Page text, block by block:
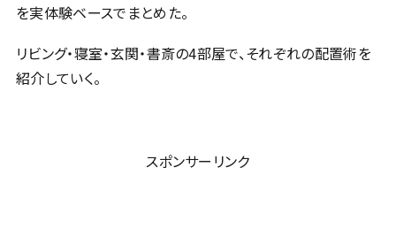
を実体験ベースでまとめた。
リビング・寝室・玄関・書斎の4部屋で、それぞれの配置術を
紹介していく。
スポンサーリンク